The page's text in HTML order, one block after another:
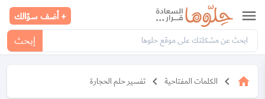
menu
إبحث
+ أضف سؤالك
home
keyboard_arrow_left الكلمات المفتاحية keyboard_arrow_left تفسير حلم الحجارة